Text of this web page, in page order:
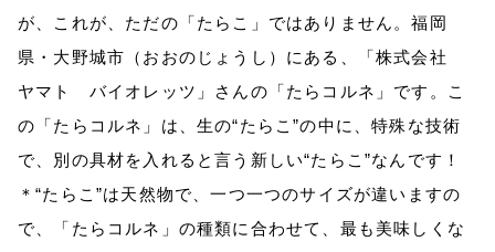
が、これが、ただの「たらこ」ではありません。福岡
県・大野城市（おおのじょうし）にある、「株式会社
ヤマト バイオレッツ」さんの「たらコルネ」です。こ
の「たらコルネ」は、生の“たらこ”の中に、特殊な技術
で、別の具材を入れると言う新しい“たらこ”なんです！
＊“たらこ”は天然物で、一つ一つのサイズが違いますの
で、「たらコルネ」の種類に合わせて、最も美味しくな